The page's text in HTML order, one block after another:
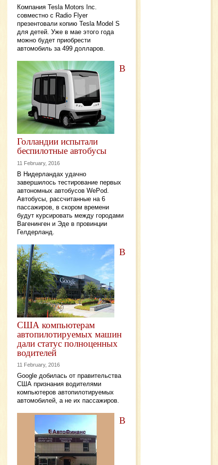
Компания Tesla Motors Inc.
совместно с Radio Flyer
презентовали копию Tesla Model S
для детей. Уже в мае этого года
можно будет приобрести
автомобиль за 499 долларов.
В
Голландии испытали
беспилотные автобусы
11 February, 2016
В Нидерландах удачно
завершилось тестирование первых
автономных автобусов WePod.
Автобусы, рассчитанные на 6
пассажиров, в скором времени
будут курсировать между городами
Вагенинген и Эде в провинции
Гелдерланд.
В
США компьютерам
автопилотируемых машин
дали статус полноценных
водителей
11 February, 2016
Google добилась от правительства
США признания водителями
компьютеров автопилотируемых
автомобилей, а не их пассажиров.
В